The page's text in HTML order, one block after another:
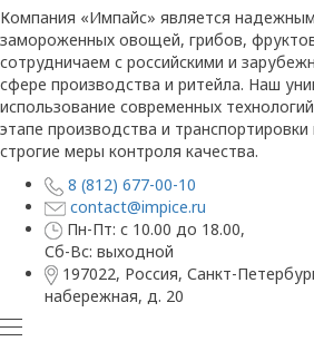
Компания «Импайс» является
замороженных овощей, грибов,
сотрудничаем с российскими и
сфере производства и ритейла. Наш
использование современных
этапе производства и
строгие меры контроля качества.
8 (812) 677-00-10
contact@impice.ru
Пн-Пт: с 10.00 до 18.00,
Сб-Вс: выходной
197022, Россия, Санкт-
набережная, д. 20